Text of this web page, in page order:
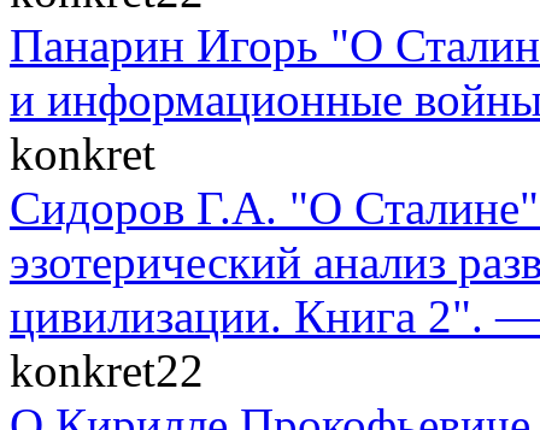
Панарин Игорь "О
и информационные
konkret
Сидоров Г.А. "О
эзотерический анализ
цивилизации. Книга 2".
konkret22